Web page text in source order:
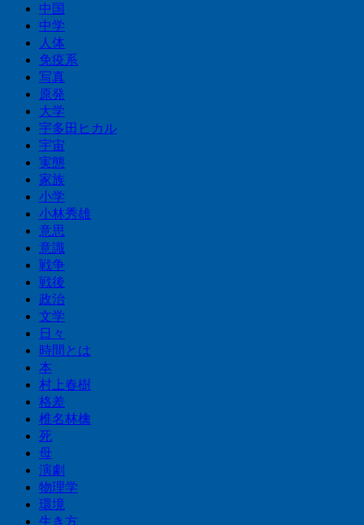
中国
中学
人体
免疫系
写真
原発
大学
宇多田ヒカル
宇宙
実態
家族
小学
小林秀雄
意思
意識
戦争
戦後
政治
文学
日々
時間とは
本
村上春樹
格差
椎名林檎
死
母
演劇
物理学
環境
生き方